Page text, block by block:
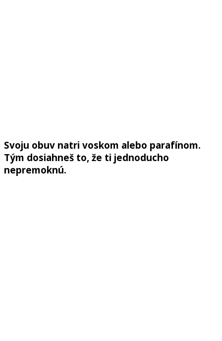
Svoju obuv natri voskom alebo parafínom.
Tým dosiahneš to, že ti jednoducho
nepremoknú.